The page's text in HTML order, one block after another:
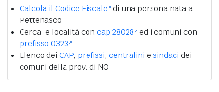
Calcola il Codice Fiscale di una persona nata a
Pettenasco
Cerca le località con cap 28028 ed i comuni con
prefisso 0323
Elenco dei CAP, prefissi, centralini e sindaci dei
comuni della prov. di NO